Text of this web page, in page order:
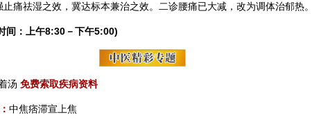
痛祛湿之效，冀达标本兼治之效。二诊腰痛已大减，改为调体治郁热。
间：上午8:30－下午5:00)
汤 免费索取疾病资料
中焦痞滞宣上焦